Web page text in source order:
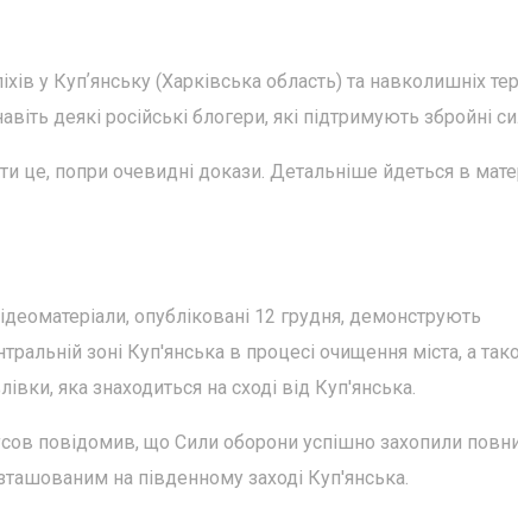
у Купʼянську (Харківська область) та навколишніх
деякі російські блогери, які підтримують збройні
це, попри очевидні докази. Детальніше йдеться в
опубліковані 12 грудня, демонструють
зоні Куп'янська в процесі очищення міста, а
яка знаходиться на сході від Куп'янська.
повідомив, що Сили оборони успішно захопили
на південному заході Куп'янська.